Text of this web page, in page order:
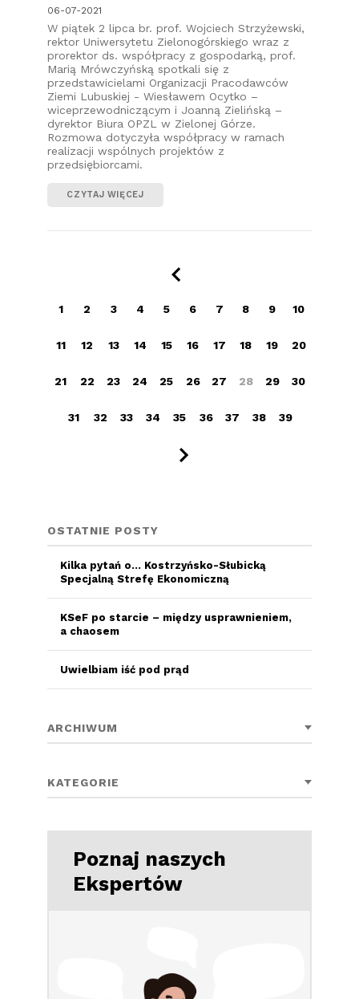
06-07-2021
W piątek 2 lipca br. prof. Wojciech Strzyżewski,
rektor Uniwersytetu Zielonogórskiego wraz z
prorektor ds. współpracy z gospodarką, prof.
Marią Mrówczyńską spotkali się z
przedstawicielami Organizacji Pracodawców
Ziemi Lubuskiej - Wiesławem Ocytko –
wiceprzewodniczącym i Joanną Zielińską –
dyrektor Biura OPZL w Zielonej Górze.
Rozmowa dotyczyła współpracy w ramach
realizacji wspólnych projektów z
przedsiębiorcami.
CZYTAJ WIĘCEJ
1 2 3 4 5 6 7 8 9 10
11 12 13 14 15 16 17 18 19 20
21 22 23 24 25 26 27 28 29 30
31 32 33 34 35 36 37 38 39
OSTATNIE POSTY
Kilka pytań o… Kostrzyńsko-Słubicką
Specjalną Strefę Ekonomiczną
KSeF po starcie – między usprawnieniem,
a chaosem
Uwielbiam iść pod prąd
ARCHIWUM
KATEGORIE
Poznaj naszych
Ekspertów